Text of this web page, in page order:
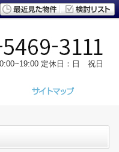
定休日：日 祝日